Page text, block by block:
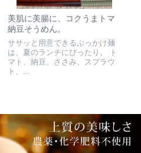
美肌に美腸に、コクうまトマ
納豆そうめん。
ササッと用意できるぶっかけ麺
は、夏のランチにぴったり。 ト
マト、納豆、ささみ、スプラウ
ト、...